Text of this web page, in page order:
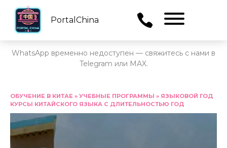
PortalChina
WhatsApp временно недоступен — свяжитесь с нами в
Telegram или MAX.
содержанию
ОБУЧЕНИЕ В КИТАЕ » УЧЕБНЫЕ ПРОГРАММЫ » ЯЗЫКОВОЙ ГОД
КУРСЫ КИТАЙСКОГО ЯЗЫКА С ДЛИТЕЛЬНОСТЬЮ ГОД